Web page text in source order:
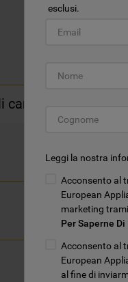
esclusi.
Leggi la nostra
Acconsento al
European
marketing
Per Saperne Di
Acconsento al
European
al fine di